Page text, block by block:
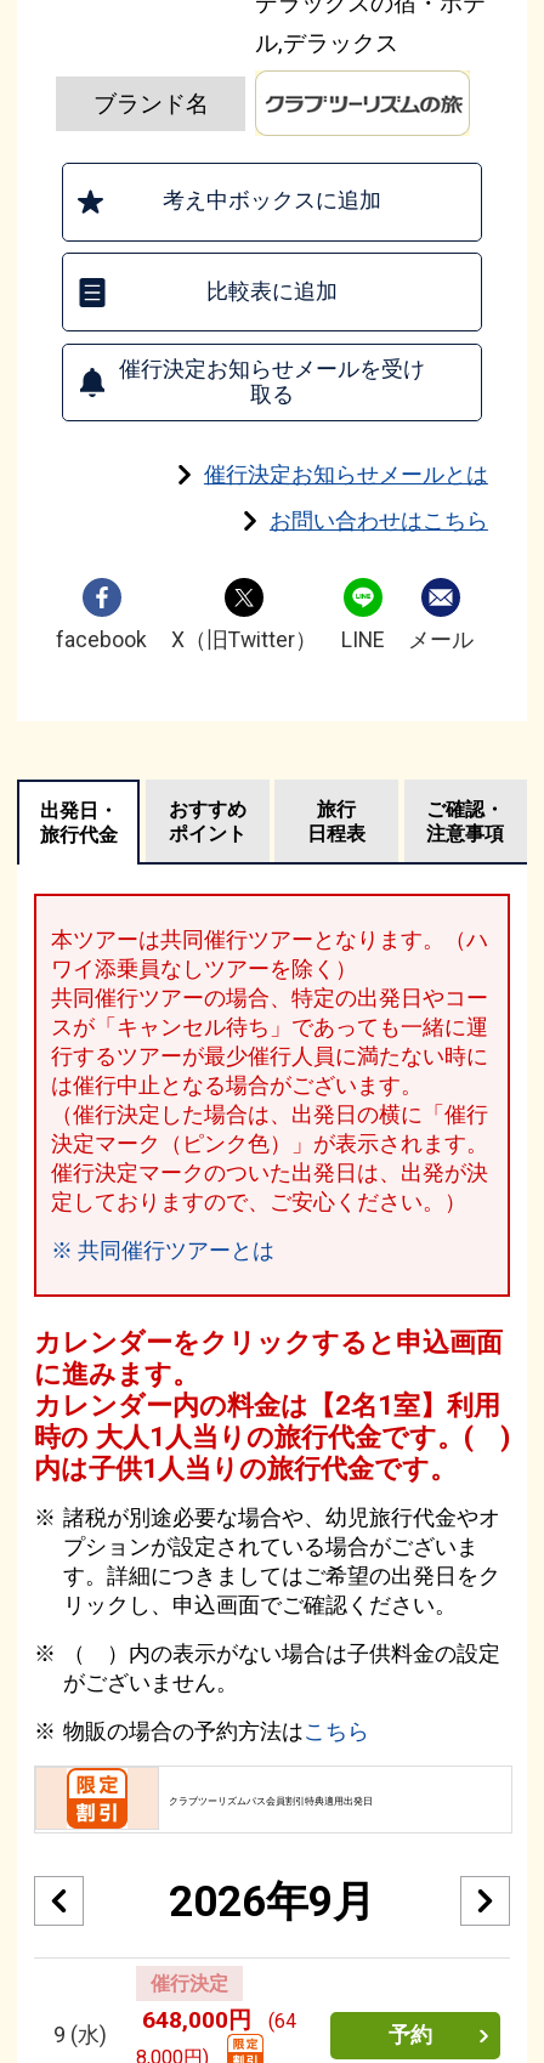
ル,デラックス
ブランド名
考え中ボックスに追加
比較表に追加
催行決定お知らせメールを受け
取る
催行決定お知らせメールとは
お問い合わせはこちら
facebook X（旧Twitter） LINE メール
出発日・
旅行代金
おすすめ
ポイント
旅行
日程表
ご確認・
注意事項
本ツアーは共同催行ツアーとなります。（ハ
ワイ添乗員なしツアーを除く）
共同催行ツアーの場合、特定の出発日やコー
スが「キャンセル待ち」であっても一緒に運
行するツアーが最少催行人員に満たない時に
は催行中止となる場合がございます。
（催行決定した場合は、出発日の横に「催行
決定マーク（ピンク色）」が表示されます。
催行決定マークのついた出発日は、出発が決
定しておりますので、ご安心ください。）
※ 共同催行ツアーとは
カレンダーをクリックすると申込画面
に進みます。
カレンダー内の料金は 【2名1室】利用
時の 大人1人当りの旅行代金です。 ( )
内は子供1人当りの旅行代金です。
諸税が別途必要な場合や、幼児旅行代金やオ
プションが設定されている場合がございま
す。詳細につきましてはご希望の出発日をク
リックし、申込画面でご確認ください。
（ ）内の表示がない場合は子供料金の設定
がございません。
物販の場合の予約方法はこちら
クラブツーリズムパス会員割引特典適用出発日
2026年9月
9 (水)
催行決定
648,000円
(64
8,000円)
予約